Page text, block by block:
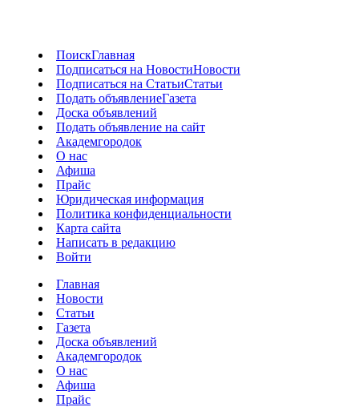
ПоискГлавная
Подписаться на НовостиНовости
Подписаться на СтатьиСтатьи
Подать объявлениеГазета
Доска объявлений
Подать объявление на сайт
Академгородок
О нас
Афиша
Прайс
Юридическая информация
Политика конфиденциальности
Карта сайта
Написать в редакцию
Войти
Главная
Новости
Статьи
Газета
Доска объявлений
Академгородок
О нас
Афиша
Прайс